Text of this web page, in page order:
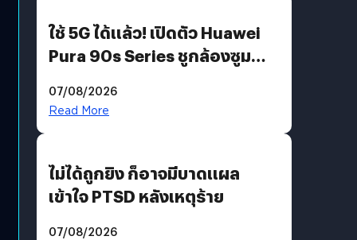
ใช้ 5G ได้แล้ว! เปิดตัว Huawei
Pura 90s Series ชูกล้องซูม
07/08/2026
Read More
ไม่ได้ถูกยิง ก็อาจมีบาดแผล
เข้าใจ PTSD หลังเหตุร้าย
07/08/2026